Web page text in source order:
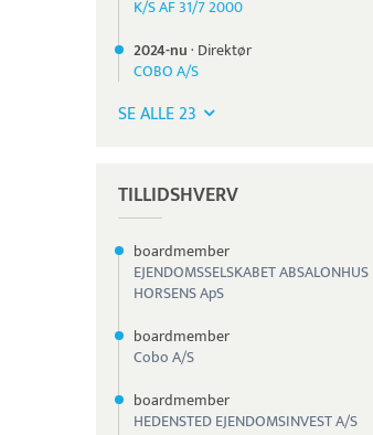
K/S AF 31/7 2000
2024-nu· Direktør
COBO A/S
SE ALLE 23
TILLIDSHVERV
boardmember
EJENDOMSSELSKABET ABSALONHUS
HORSENS ApS
boardmember
Cobo A/S
boardmember
HEDENSTED EJENDOMSINVEST A/S